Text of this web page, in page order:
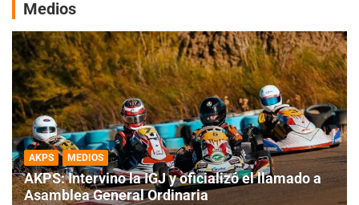
Medios
AKPS MEDIOS
AKPS: Intervino la IGJ y oficializó el llamado a
Asamblea General Ordinaria